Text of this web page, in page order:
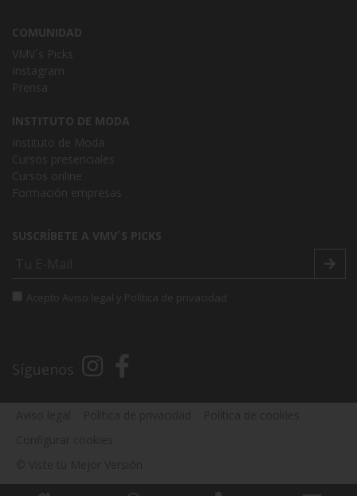
COMUNIDAD
VMV´s Picks
Instagram
Prensa
INSTITUTO DE MODA
Instituto de Moda
Cursos presenciales
Cursos online
Formación empresas
SUSCRÍBETE A VMV´S PICKS
Acepto Aviso legal y Política de privacidad
Síguenos